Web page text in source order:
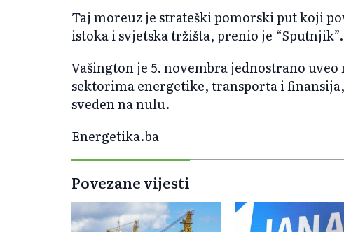
Taj moreuz je strateški pomorski put koji
istoka i svjetska tržišta, prenio je “Sputnjik”.
Vašington je 5. novembra jednostrano
sektorima energetike, transporta i
sveden na nulu.
Energetika.ba
Povezane vijesti